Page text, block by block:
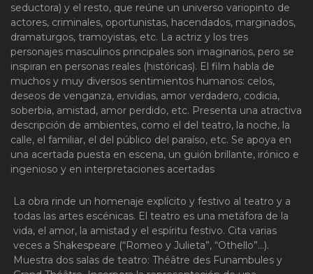
seductora) y el resto, que reúne un universo variopinto de
actores, criminales, oportunistas, hacendados, marginados,
dramaturgos, tramoyistas, etc. La actriz y los tres
personajes masculinos principales son imaginarios, pero se
inspiran en personas reales (históricas). El film habla de
muchos y muy diversos sentimientos humanos: celos,
deseos de venganza, envidias, amor verdadero, codicia,
soberbia, amistad, amor perdido, etc. Presenta una atractiva
descripción de ambientes, como el del teatro, la noche, la
calle, el familiar, el del público del paraíso, etc. Se apoya en
una acertada puesta en escena, un guión brillante, irónico e
ingenioso y en interpretaciones acertadas
La obra rinde un homenaje explícito y festivo al teatro y a
todas las artes escénicas. El teatro es una metáfora de la
vida, el amor, la amistad y el espíritu festivo. Cita varias
veces a Shakespeare (“Romeo y Julieta”, “Othello”…).
Muestra dos salas de teatro: Théâtre des Funambules y